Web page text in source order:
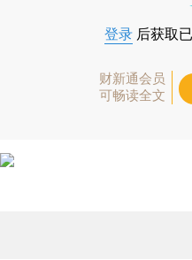
登录 后获取
财新通会员
可畅读全文